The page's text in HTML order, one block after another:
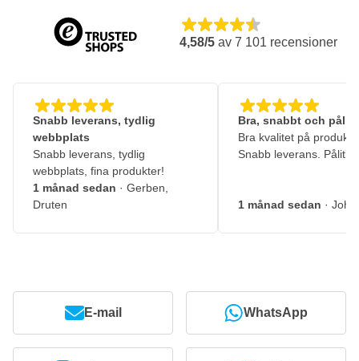
4,58/5 av 7 101 recensioner
Snabb leverans, tydlig
webbplats
Snabb leverans, tydlig
webbplats, fina produkter!
1 månad sedan · Gerben,
Druten
Bra, snabbt och
Bra kvalitet på
Snabb leverans.
1 månad sedan ·
E-mail WhatsApp